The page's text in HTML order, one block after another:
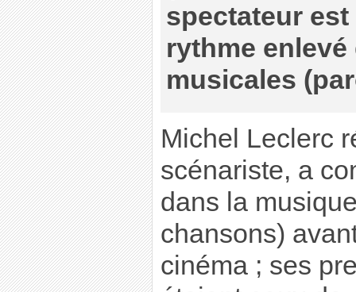
spectateur
rythme
musicales
Michel Leclerc
scénariste, a
dans la
chansons)
cinéma ; ses